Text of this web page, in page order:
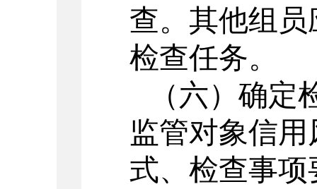
查。其他组
检查任务。
（六）确定
监管对象信
式、检查事